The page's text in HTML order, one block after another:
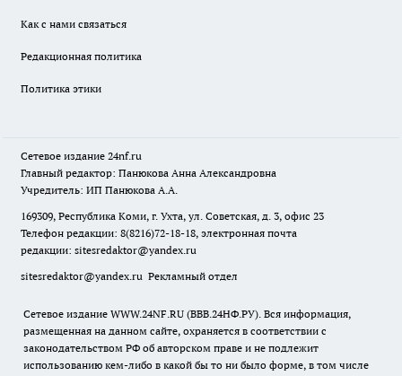
Как с нами связаться
Редакционная политика
Политика этики
Сетевое издание 24nf.ru
Главный редактор: Панюкова Анна Александровна
Учредитель: ИП Панюкова А.А.
169309, Республика Коми, г. Ухта, ул. Советская, д. 3, офис 23
Телефон редакции: 8(8216)72-18-18, электронная почта
редакции: sitesredaktor@yandex.ru
sitesredaktor@yandex.ru Рекламный отдел
Сетевое издание WWW.24NF.RU (ВВВ.24НФ.РУ). Вся информация,
размещенная на данном сайте, охраняется в соответствии с
законодательством РФ об авторском праве и не подлежит
использованию кем-либо в какой бы то ни было форме, в том числе